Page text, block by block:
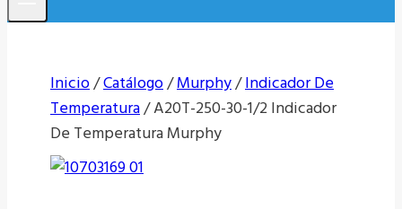
Inicio/Catálogo/Murphy/Indicador De
Temperatura/A20T-250-30-1/2 Indicador
De Temperatura Murphy